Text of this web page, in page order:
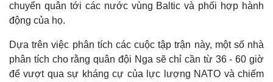
chuyển quân tới các nước vùng Baltic và phối hợp hành
động của họ.
Dựa trên việc phân tích các cuộc tập trận này, một số nhà
phân tích cho rằng quân đội Nga sẽ chỉ cần từ 36 - 60 giờ
để vượt qua sự kháng cự của lực lượng NATO và chiếm